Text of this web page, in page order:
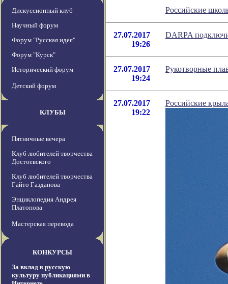
Дискуссионный клуб
Научный форум
Форум "Русская идея"
Форум "Курск"
Исторический форум
Детский форум
КЛУБЫ
Пятничные вечера
Клуб любителей творчества
Достоевского
Клуб любителей творчества
Гайто Газданова
Энциклопедия Андрея
Платонова
Мастерская перевода
КОНКУРСЫ
За вклад в русскую
культуру публикациями в
Российские
27.07.2017
19:26
DARPA
27.07.2017
19:24
Рукотворные
27.07.2017
19:22
Российские